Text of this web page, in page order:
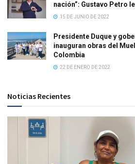
nación”: Gustavo Petro
15 DE JUNIO DE 2022
Presidente Duque y
inauguran obras del
Colombia
22 DE ENERO DE 2022
Noticias Recientes